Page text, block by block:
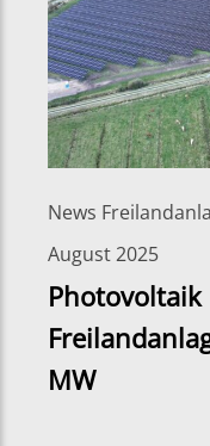
News
August 2025
Photovoltaik
MW